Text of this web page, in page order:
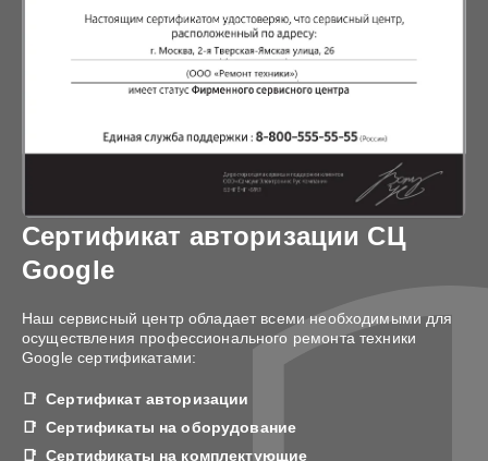
Сертификат авторизации СЦ
Google
Наш сервисный центр обладает всеми необходимыми для
осуществления профессионального ремонта техники
Google сертификатами:
Сертификат авторизации
Сертификаты на оборудование
Сертификаты на комплектующие